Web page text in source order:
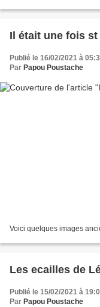
Il était une fois
Publié le 16/02/2021 à
Par Papou Poustache
Voici quelques images
Les ecailles de
Publié le 15/02/2021 à
Par Papou Poustache